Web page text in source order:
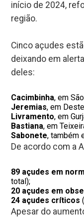
início de 2024,
região.
Cinco açudes
deixando em
deles:
Cacimbinha, em
Jeremias, em
Livramento, em
Bastiana, em
Sabonete, também
De acordo com a
89 açudes em
total);
20 açudes em
24 açudes críticos
Apesar do